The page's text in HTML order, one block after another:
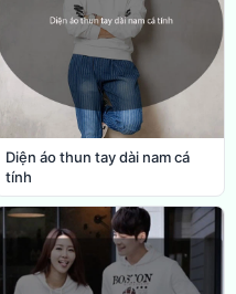
Diện áo thun tay dài nam cá
tính